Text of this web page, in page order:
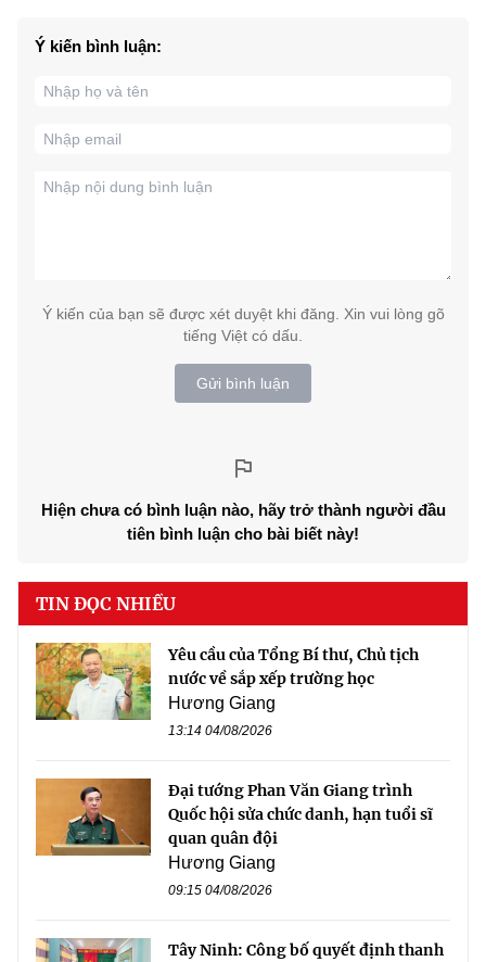
Ý kiến bình luận:
Ý kiến của bạn sẽ được xét duyệt khi đăng. Xin vui lòng gõ
tiếng Việt có dấu.
Gửi bình luận
Hiện chưa có bình luận nào, hãy trở thành người đầu
tiên bình luận cho bài biết này!
TIN ĐỌC NHIỀU
Yêu cầu của Tổng Bí thư, Chủ tịch
nước về sắp xếp trường học
Hương Giang
13:14 04/08/2026
Đại tướng Phan Văn Giang trình
Quốc hội sửa chức danh, hạn tuổi sĩ
quan quân đội
Hương Giang
09:15 04/08/2026
Tây Ninh: Công bố quyết định thanh